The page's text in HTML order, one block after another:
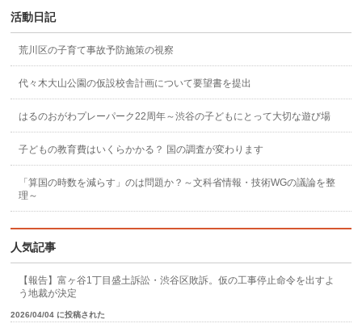
活動日記
荒川区の子育て事故予防施策の視察
代々木大山公園の仮設校舎計画について要望書を提出
はるのおがわプレーパーク22周年～渋谷の子どもにとって大切な遊び場
子どもの教育費はいくらかかる？ 国の調査が変わります
「算国の時数を減らす」のは問題か？～文科省情報・技術WGの議論を整
理～
人気記事
【報告】富ヶ谷1丁目盛土訴訟・渋谷区敗訴。仮の工事停止命令を出すよ
う地裁が決定
2026/04/04 に投稿された